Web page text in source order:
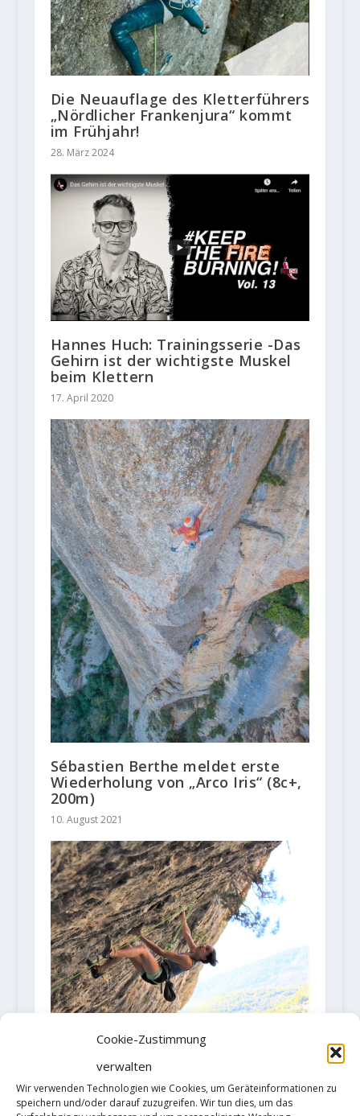
Cookie-Zustimmung
verwalten
Wir verwenden Technologien wie Cookies, um Geräteinformationen zu
speichern und/oder darauf zuzugreifen. Wir tun dies, um das
Die Neuauflage des Kletterführers
„Nördlicher Frankenjura“ kommt
im Frühjahr!
28. März 2024
Hannes Huch: Trainingsserie -Das
Gehirn ist der wichtigste Muskel
beim Klettern
17. April 2020
Sébastien Berthe meldet erste
Wiederholung von „Arco Iris“ (8c+,
200m)
10. August 2021
Oriane Bertone klettert
22. Juni 2020